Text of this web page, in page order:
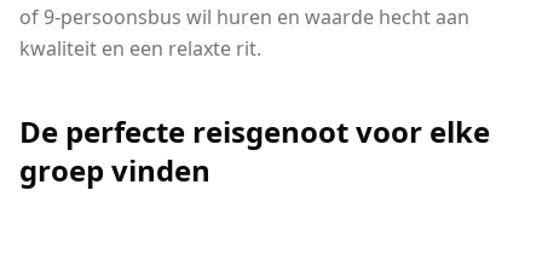
of 9-persoonsbus wil huren en waarde hecht aan
kwaliteit en een relaxte rit.
De perfecte reisgenoot voor elke
groep vinden